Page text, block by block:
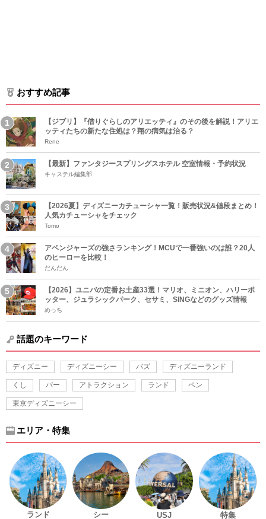
おすすめ記事
【ジブリ】『借りぐらしのアリエッティ』のその後を解説！アリエ
ッティたちの新たな住処は？翔の病気は治る？
Rene
【最新】ファンタジースプリングスホテル 空室情報・予約状況
キャステル編集部
【2026夏】ディズニーカチューシャ一覧！販売状況&値段まとめ！
人気カチューシャをチェック
Tomo
アベンジャーズの強さランキング！MCUで一番強いのは誰？20人
のヒーローを比較！
だんだん
【2026】ユニバの定番お土産33選！マリオ、ミニオン、ハリーポ
ッター、ジュラシックパーク、セサミ、SINGなどのグッズ情報
めっち
話題のキーワード
ディズニー ディズニーシー バズ ディズニーランド
くし バー アトラクション ランド ペン
東京ディズニーシー
エリア・特集
ランド シー USJ 特集